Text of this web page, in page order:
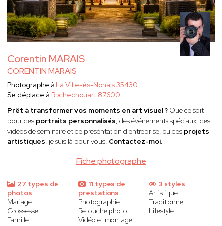
Corentin MARAIS
CORENTIN MARAIS
Fiche photographe
Photographe à La Ville-és-Nonais 35430
Se déplace à Rochechouart 87600
Prêt à transformer vos moments en art visuel ? Que ce soit
pour des portraits personnalisés, des événements spéciaux, des
vidéos de séminaire et de présentation d’entreprise, ou des projets
artistiques, je suis là pour vous. Contactez-moi.
27 types de
photos
Mariage
Grossesse
Famille
11 types de
prestations
Photographie
Retouche photo
Vidéo et montage
3 styles
Artistique
Traditionnel
Lifestyle